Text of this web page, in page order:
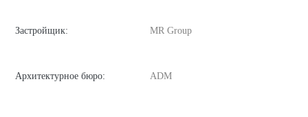
Застройщик: MR Group
Архитектурное бюро: ADM